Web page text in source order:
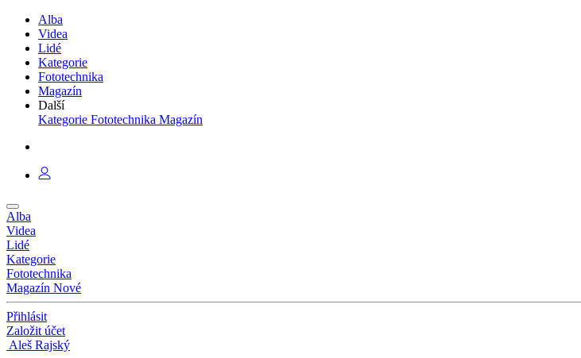
Alba
Videa
Lidé
Kategorie
Fototechnika
Magazín
Další
Kategorie Fototechnika Magazín
Alba
Videa
Lidé
Kategorie
Fototechnika
Magazín Nové
Přihlásit
Založit účet
Aleš Rajský